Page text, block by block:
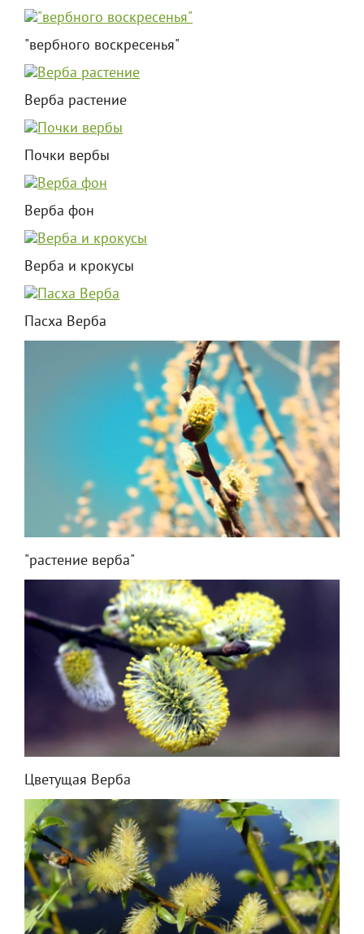
"вербного воскресенья"
Верба растение
Почки вербы
Верба фон
Верба и крокусы
Пасха Верба
"растение верба"
Цветущая Верба